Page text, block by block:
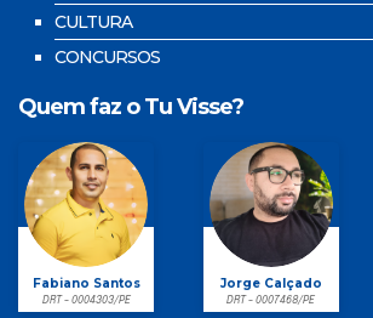
CULTURA
CONCURSOS
Quem faz o Tu Visse?
Fabiano Santos
DRT - 0004303/PE
Jorge Calçado
DRT - 0007468/PE